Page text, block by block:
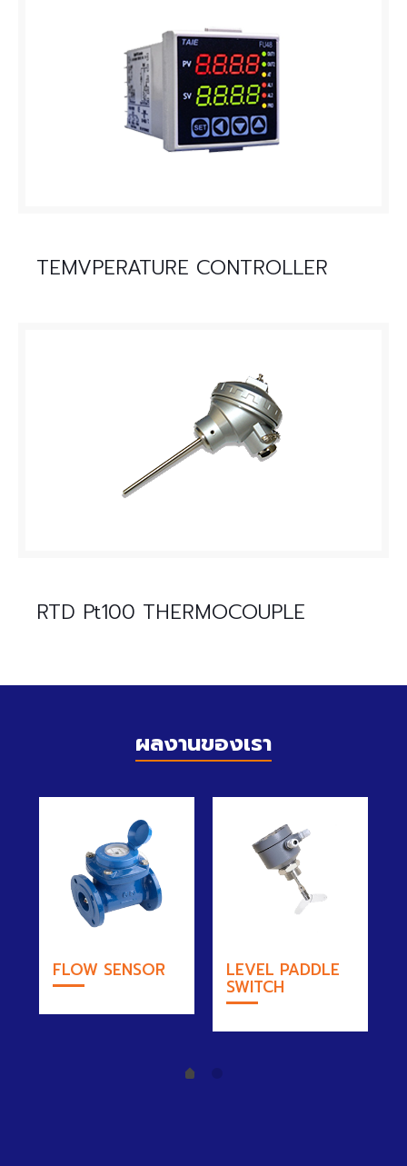
TEMVPERATURE CONTROLLER
RTD Pt100 THERMOCOUPLE
ผลงานของเรา
FLOW SENSOR LEVEL PADDLE
SWITCH